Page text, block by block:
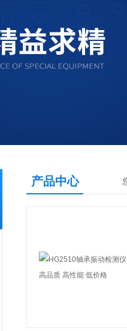
产品中心